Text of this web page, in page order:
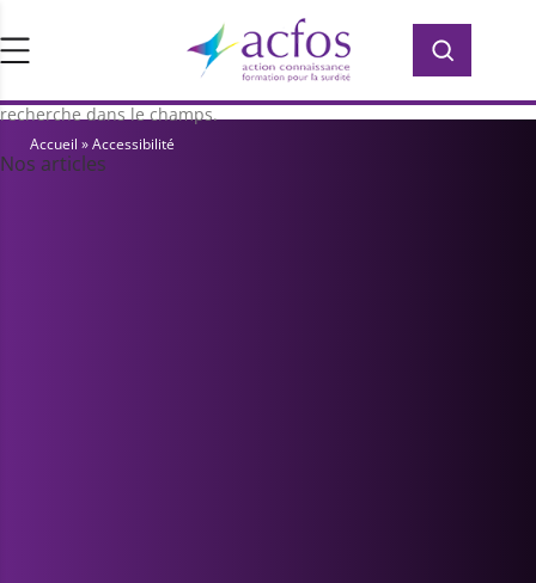
Rechercher :
d’ACFOS, qui contient plus de 400 PDF en
accès libre pour vous former ou vous
informer sur la surdité. Saisissez votre
recherche dans le champs.
Rechercher :
Accueil »Accessibilité
Nos articles